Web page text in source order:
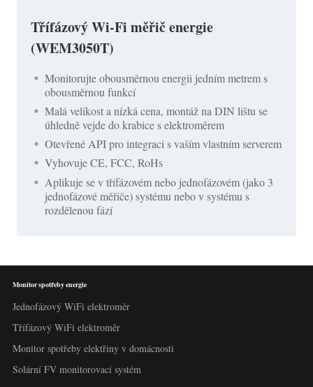
Třífázový Wi-Fi měřič energie
(WEM3050T)
Monitorujte obousměrnou energii jedním metrem s
obousměrnou funkcí
Malá velikost a nízká cena, montáž na DIN lištu se
úhledně vejde do krabice s elektroměrem
Otevřené API pro integraci s vaším vlastním serverem
Vyhovuje CE, FCC, RoHs
Aplikuje se v třífázovém nebo jednofázovém (jako 3
jednofázové měřiče) systému nebo v systému s
rozdělenou fází
Monitor spotřeby energie
Jednofázový WiFi elektroměr
Třífázový WiFi elektroměr
Monitor spotřeby elektřiny v domácnosti
Solární FV monitorovací systém